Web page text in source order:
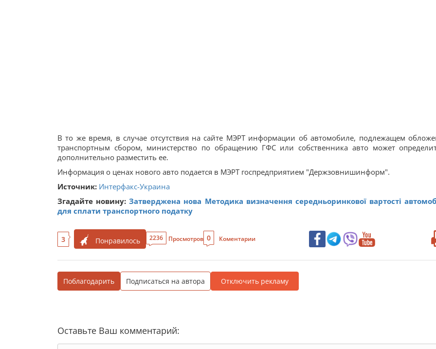
В то же время, в случае отсутствия на сайте МЭРТ информации об автомобиле, подлежащем
транспортным сбором, министерство по обращению ГФС или собственника авто может
дополнительно разместить ее.
Информация о ценах нового авто подается в МЭРТ госпредприятием "Держзовнишинформ".
Источник: Интерфакс-Украина
Згадайте новину:Затверджена нова Методика визначення середньоринкової вартості
для сплати транспортного податку
3 Понравилось 2236 Просмотров 0 Коментарии
Поблагодарить Подписаться на автора Отключить рекламу
Оставьте Ваш комментарий: